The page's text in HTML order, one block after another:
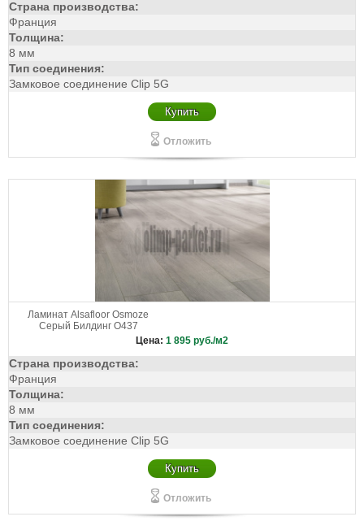
Страна производства:
Франция
Толщина:
8 мм
Тип соединения:
Замковое соединение Clip 5G
Купить
Отложить
Ламинат Alsafloor Osmoze
Серый Билдинг O437
Цена: 1 895 руб./м2
Страна производства:
Франция
Толщина:
8 мм
Тип соединения:
Замковое соединение Clip 5G
Купить
Отложить